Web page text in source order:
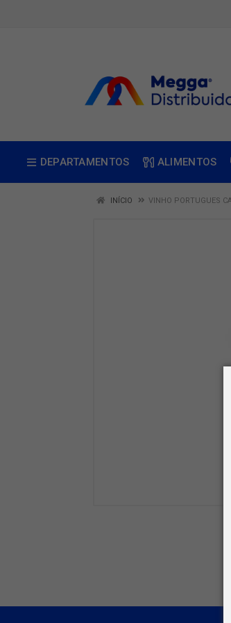
DEPARTAMENTOS ALIMENTOS
INÍCIO VINHO PORTUGUES